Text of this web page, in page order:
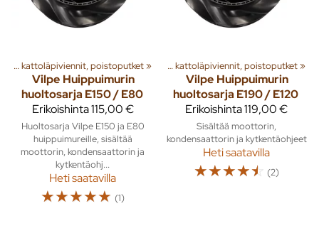
Huippuimurit, kattoläpiviennit, poistoputket‪»
Vilpe Huippuimurin
huoltosarja E150 / E80
Erikoishinta115,00 €
Huoltosarja Vilpe E150 ja E80
huippuimureille, sisältää
moottorin, kondensaattorin ja
kytkentäohj...
Heti saatavilla
☆☆☆☆☆ (1)
Rakenna ‪» Ilmanvaihto‪» Huippuimurit, kattoläpiviennit, poistoputket‪»
Vilpe Huippuimurin
huoltosarja E190 / E120
Erikoishinta119,00 €
Sisältää moottorin,
kondensaattorin ja kytkentäohjeet
Heti saatavilla
☆☆☆☆☆ (2)